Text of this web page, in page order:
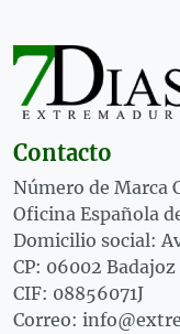
Contacto
Número de Marca
Oficina Española
Domicilio social:
CP: 06002 Badajoz
CIF: 08856071J
Correo: